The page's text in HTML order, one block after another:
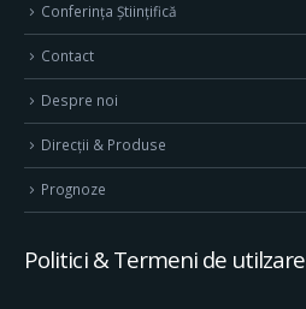
Conferința Științifică
Contact
Despre noi
Direcţii & Produse
Prognoze
Politici & Termeni de utilzare